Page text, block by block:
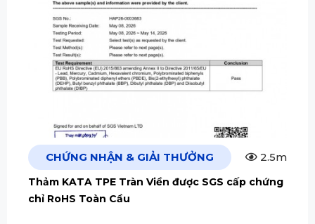
CHỨNG NHẬN & GIẢI THƯỞNG 2.5m
Thảm KATA TPE Tràn Viền được SGS cấp chứng
chỉ RoHS Toàn Cầu